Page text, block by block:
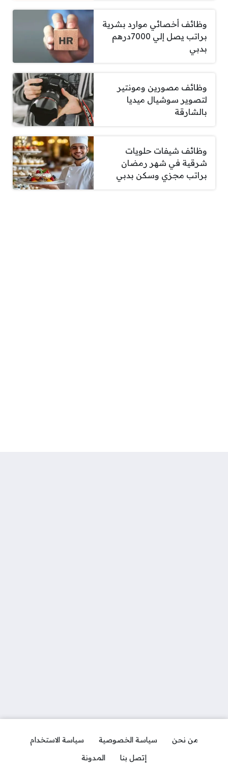
وظائف أخصائي موارد بشرية
براتب يصل إلي 7000درهم
بدبي
وظائف مصورين ومونتير
لتصوير سوشيال ميديا
بالشارقة
وظائف شيفات حلويات
شرقية في شهر رمضان
براتب مجزي وسكن بدبي
من نحن سياسة الخصوصية
سياسة الاستخدام
إتصل بنا
المدونة